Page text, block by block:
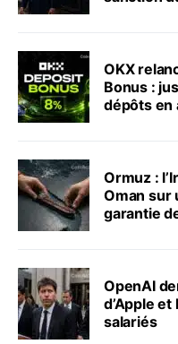
OKX
Bonus :
dépôts en
Ormuz :
Oman sur
garantie
OpenAI
d’Apple
salariés